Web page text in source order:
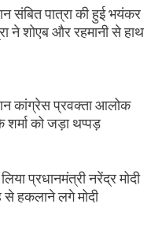
संबित पात्रा की हुई भयंकर
ने शोएब और रहमानी से हाथ
कांग्रेस प्रवक्ता आलोक
शर्मा को जड़ा थप्पड़
प्रधानमंत्री नरेंद्र मोदी
हकलाने लगे मोदी